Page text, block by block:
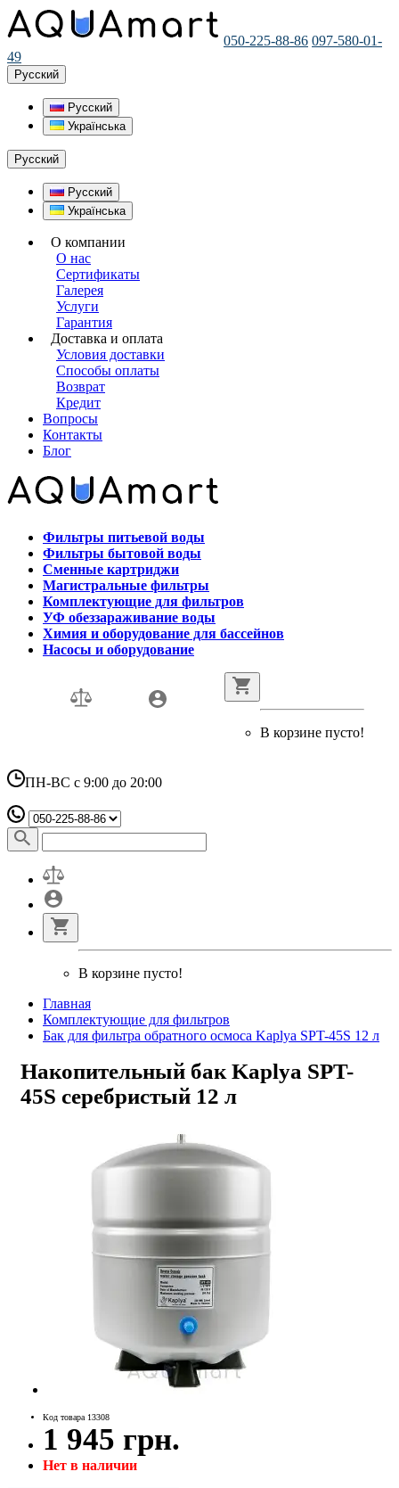
050-225-88-86 097-580-01-
49
Русский
Русский
Українська
Русский
Русский
Українська
О компании
О нас
Сертификаты
Галерея
Услуги
Гарантия
Доставка и оплата
Условия доставки
Способы оплаты
Возврат
Кредит
Вопросы
Контакты
Блог
Фильтры питьевой воды
Фильтры бытовой воды
Сменные картриджи
Магистральные фильтры
Комплектующие для фильтров
УФ обеззараживание воды
Химия и оборудование для бассейнов
Насосы и оборудование
В корзине пусто!
ПН-ВС с 9:00 до 20:00
В корзине пусто!
Главная
Комплектующие для фильтров
Бак для фильтра обратного осмоса Kaplya SPT-45S 12 л
Накопительный бак Kaplya SPT-
45S серебристый 12 л
Код товара 13308
1 945 грн.
Нет в наличии